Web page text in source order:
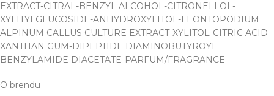
EXTRACT-CITRAL-BENZYL ALCOHOL-CITRONELLOL-
XYLITYLGLUCOSIDE-ANHYDROXYLITOL-LEONTOPODIUM
ALPINUM CALLUS CULTURE EXTRACT-XYLITOL-CITRIC ACID-
XANTHAN GUM-DIPEPTIDE DIAMINOBUTYROYL
BENZYLAMIDE DIACETATE-PARFUM/FRAGRANCE
O brendu